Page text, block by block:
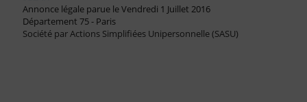
Annonce légale parue le Vendredi 1 Juillet 2016
Département 75 - Paris
Société par Actions Simplifiées Unipersonnelle (SASU)